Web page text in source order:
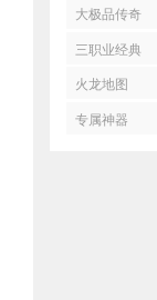
奇
大极品传奇
三职业经典
传奇
火龙地图
专属神器